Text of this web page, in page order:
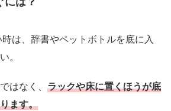
は、辞書やペットボトルを底に入
。
はなく、 ラックや床に置くほうが底
ます。